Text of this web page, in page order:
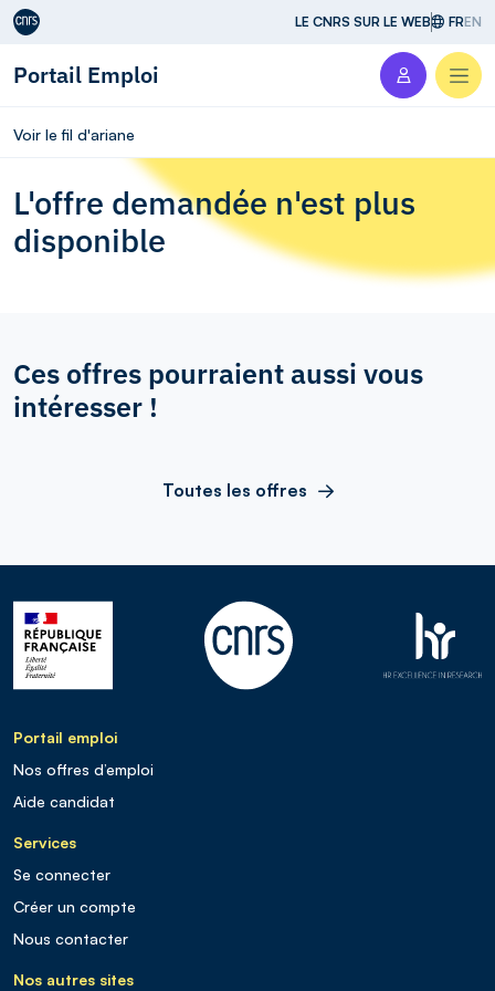
Aller au contenu LE CNRS SUR LE WEB FREN
Portail Emploi
Voir le fil d'ariane
L'offre demandée n'est plus
disponible
Ces offres pourraient aussi vous
intéresser !
Toutes les offres
Portail emploi
Nos offres d’emploi
Aide candidat
Services
Se connecter
Créer un compte
Nous contacter
Nos autres sites